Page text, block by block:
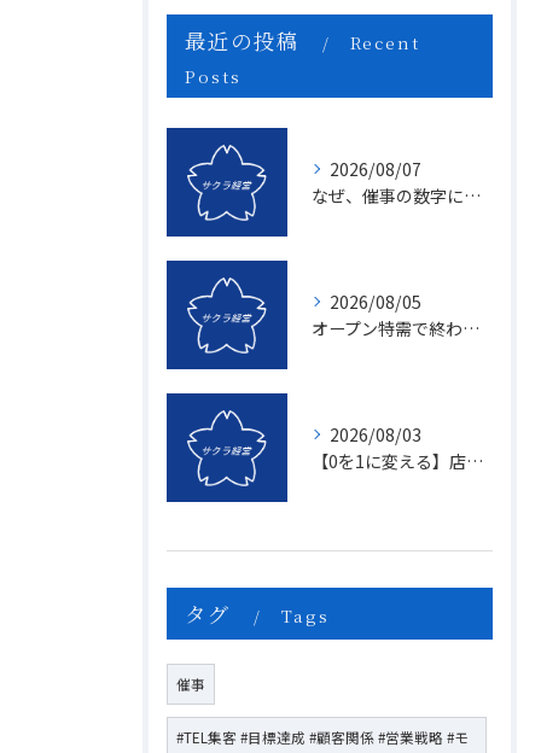
最近の投稿
Recent
Posts
2026/08/07
なぜ、催事の数字に「ムラ」が出るのか？1億を3億にする「3つの計画表」の秘密
2026/08/05
オープン特需で終わる店、成長し続ける店の決定的な違いとは？〜新規名簿開拓の２つの方法〜
2026/08/03
【0を1に変える】店頭販売のマンネリを打破する「上司のたった一つの行動」とは？
タグ Tags
催事
#TEL集客 #目標達成 #顧客関係 #営業戦略 #モ